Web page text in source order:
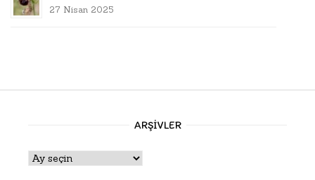
27 Nisan 2025
ARŞIVLER
Arşivler